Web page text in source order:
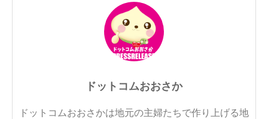
ドットコムおおさか
ドットコムおおさかは地元の主婦たちで作り上げる地